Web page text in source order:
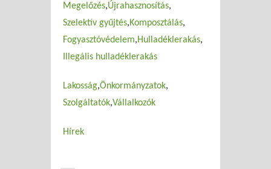
Megelőzés Újrahasznosítás
Szelektív gyűjtés Komposztálás
Fogyasztóvédelem Hulladéklerakás
Illegális hulladéklerakás
Lakosság Önkormányzatok
Szolgáltatók Vállalkozók
Hírek